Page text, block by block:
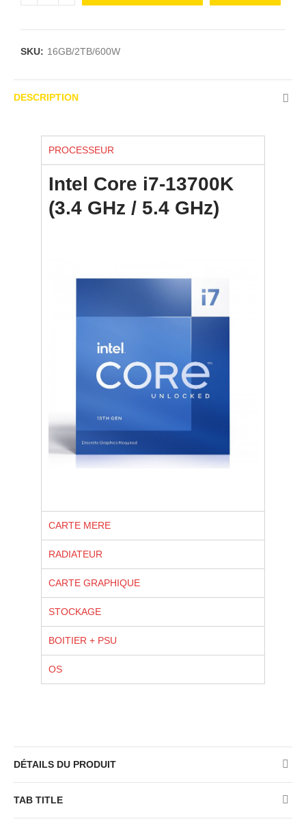
SKU: 16GB/2TB/600W
DESCRIPTION
PROCESSEUR
Intel Core i7-13700K
(3.4 GHz / 5.4 GHz)
CARTE MERE
RADIATEUR
CARTE GRAPHIQUE
STOCKAGE
BOITIER + PSU
OS
DÉTAILS DU PRODUIT
TAB TITLE